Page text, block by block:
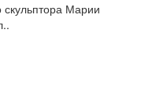
скульптора Марии